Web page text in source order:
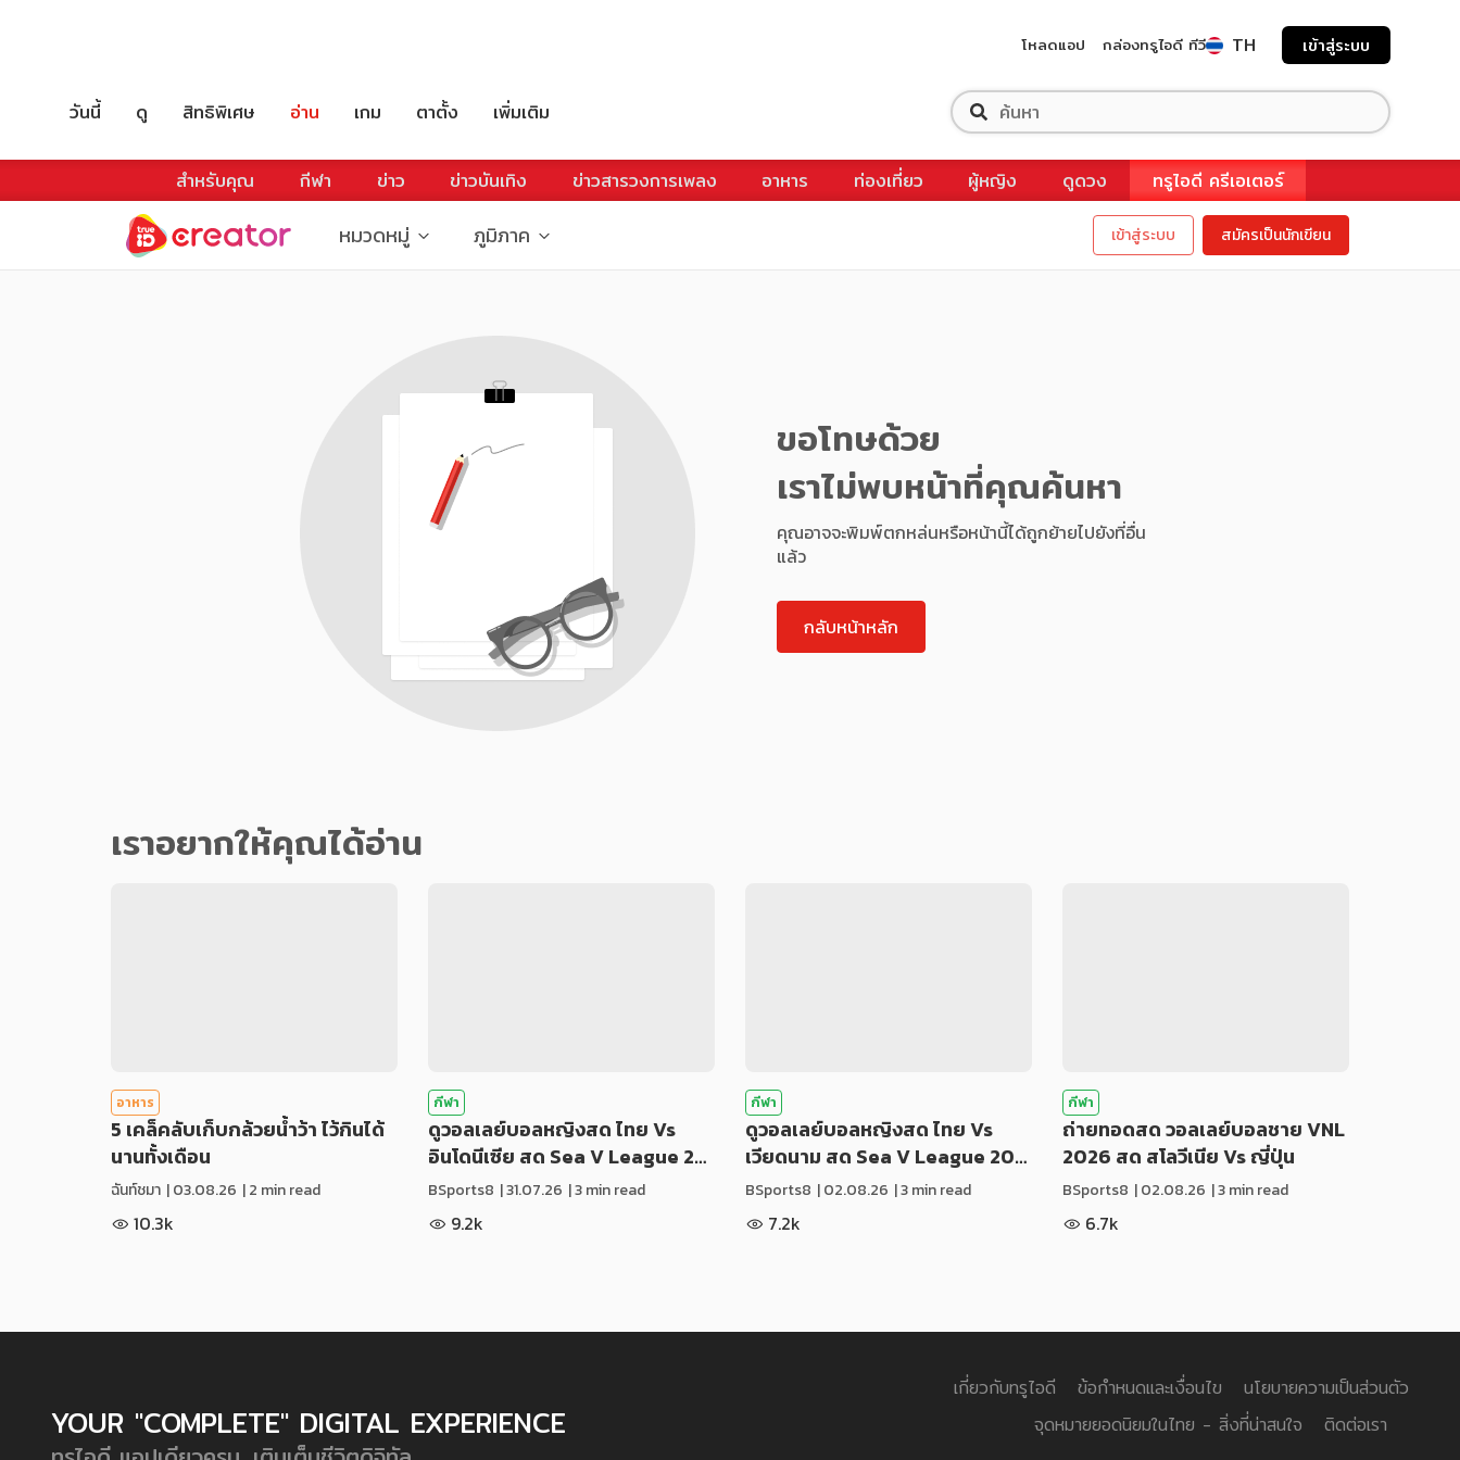
โหลดแอป กล่องทรูไอดี ทีวี TH เข้าสู่ระบบ
วันนี้ ดู สิทธิพิเศษ อ่าน เกม ตาตั้ง เพิ่มเติม
สำหรับคุณ กีฬา ข่าว ข่าวบันเทิง ข่าวสารวงการเพลง อาหาร ท่องเที่ยว ผู้หญิง ดูดวง ทรูไอดี ครีเอเตอร์
หมวดหมู่ ภูมิภาค เข้าสู่ระบบ สมัครเป็นนักเขียน
ขอโทษด้วย
เราไม่พบหน้าที่คุณค้นหา
คุณอาจจะพิมพ์ตกหล่นหรือหน้านี้ได้ถูกย้ายไปยังที่อื่น
แล้ว
กลับหน้าหลัก
เราอยากให้คุณได้อ่าน
อาหาร
5 เคล็คลับเก็บกล้วยน้ำว้า ไว้กินได้
นานทั้งเดือน
ฉันท์ชมา |03.08.26 | 2 min read
10.3k
กีฬา
ดูวอลเลย์บอลหญิงสด ไทย Vs
อินโดนีเซีย สด Sea V League 2…
BSports8 |31.07.26 | 3 min read
9.2k
กีฬา
ดูวอลเลย์บอลหญิงสด ไทย Vs
เวียดนาม สด Sea V League 20…
BSports8 |02.08.26 | 3 min read
7.2k
กีฬา
ถ่ายทอดสด วอลเลย์บอลชาย VNL
2026 สด สโลวีเนีย Vs ญี่ปุ่น
BSports8 |02.08.26 | 3 min read
6.7k
YOUR "COMPLETE" DIGITAL EXPERIENCE
เกี่ยวกับทรูไอดี ข้อกำหนดและเงื่อนไข
นโยบายความเป็นส่วนตัว
จุดหมายยอดนิยมในไทย - สิ่งที่น่าสนใจ
ติดต่อเรา